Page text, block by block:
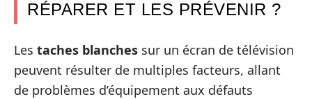
RÉPARER ET LES PRÉVENIR ?
Les taches blanches sur un écran de télévision
peuvent résulter de multiples facteurs, allant
de problèmes d’équipement aux défauts